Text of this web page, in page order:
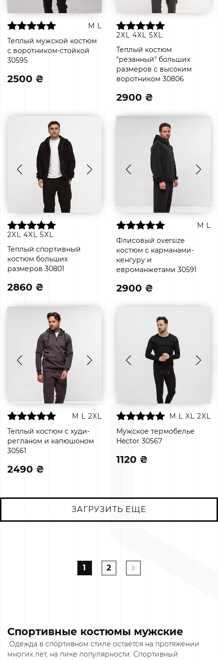
M L
Теплый мужской костюм
с воротником-стойкой
30595
2500 ₴
2XL 4XL 5XL
Теплый костюм
"резанный" больших
размеров с высоким
воротником 30806
2900 ₴
2XL 4XL 5XL
Теплый спортивный
костюм больших
размеров 30801
2860 ₴
M L
Флисовый oversize
костюм с карманами-
кенгуру и
евроманжетами 30591
2900 ₴
M L 2XL
Теплый костюм с худи-
регланом и капюшоном
30561
2490 ₴
M L XL 2XL
Мужское термобелье
Hector 30567
1120 ₴
ЗАГРУЗИТЬ ЕЩЕ
1 2
Спортивные костюмы мужские
Одежда в спортивном стиле остаётся на протяжении
многих лет, на пике популярности. Спортивный